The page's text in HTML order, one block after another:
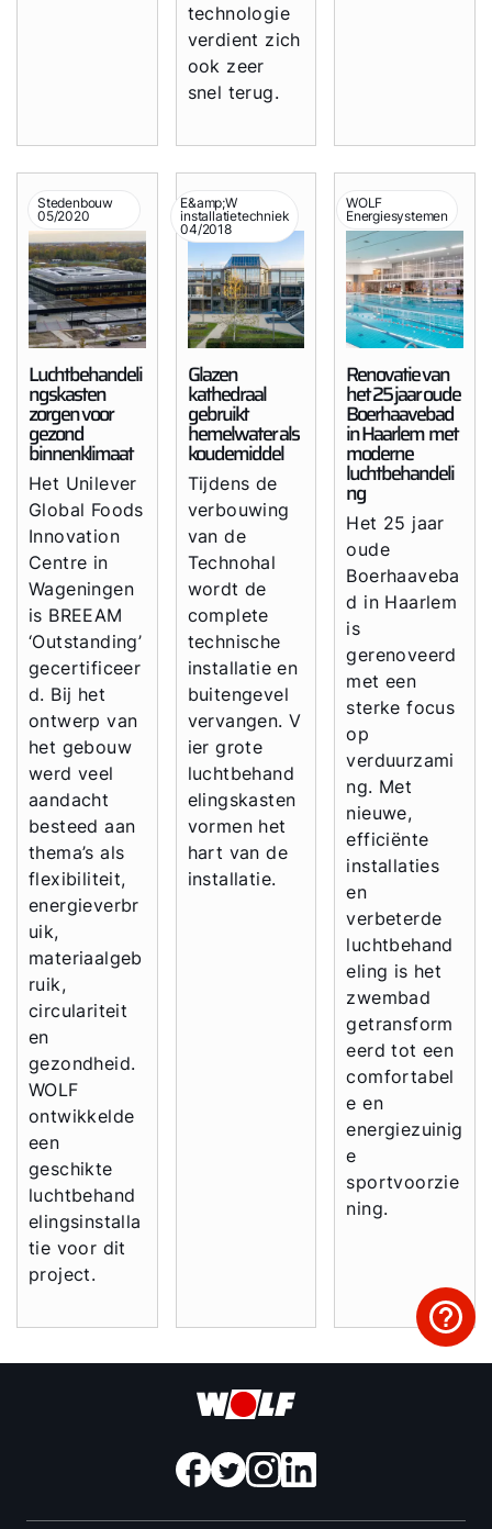
technologie
verdient zich
ook zeer
snel terug.
Stedenbouw
05/2020
Luchtbehandeli
ngskasten
zorgen voor
gezond
binnenklimaat
Het Unilever
Global Foods
Innovation
Centre in
Wageningen
is BREEAM
‘Outstanding’
gecertificeer
d. Bij het
ontwerp van
het gebouw
werd veel
aandacht
besteed aan
thema’s als
flexibiliteit,
energieverbr
uik,
materiaalgeb
ruik,
circulariteit
en
gezondheid.
WOLF
ontwikkelde
een
geschikte
luchtbehand
elingsinstalla
tie voor dit
project.
E&amp;W
installatietechniek
04/2018
Glazen
kathedraal
gebruikt
hemelwater als
koudemiddel
Tijdens de
verbouwing
van de
Technohal
wordt de
complete
technische
installatie en
buitengevel
vervangen. V
ier grote
luchtbehand
elingskasten
vormen het
hart van de
installatie.
WOLF
Energiesystemen
Renovatie van
het 25 jaar oude
Boerhaavebad
in Haarlem met
moderne
luchtbehandeli
ng
Het 25 jaar
oude
Boerhaaveba
d in Haarlem
is
gerenoveerd
met een
sterke focus
op
verduurzami
ng. Met
nieuwe,
efficiënte
installaties
en
verbeterde
luchtbehand
eling is het
zwembad
getransform
eerd tot een
comfortabel
e en
energiezuinig
e
sportvoorzie
ning.